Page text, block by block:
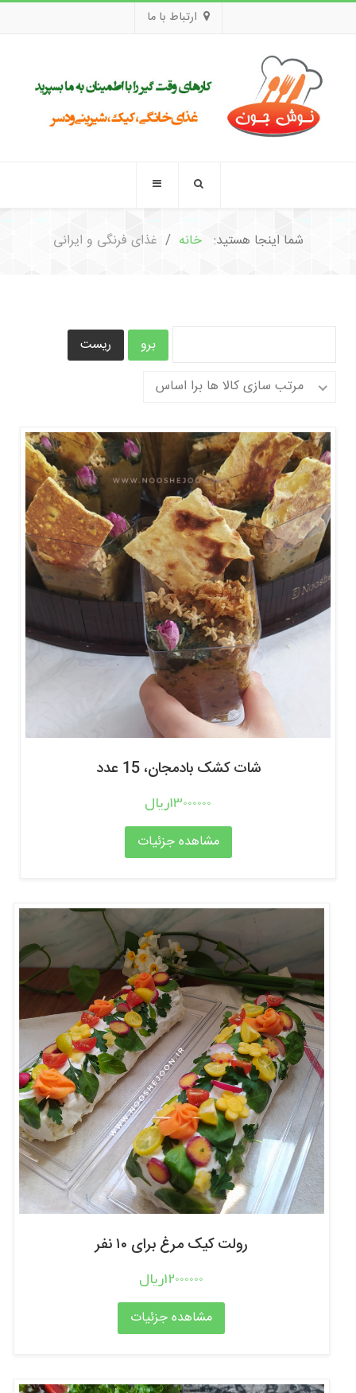
ارتباط با ما
شما اینجا هستید: خانه غذای فرنگی و ایرانی
مرتب سازی کالا ها برا اساس
شات کشک بادمجان، 15 عدد
13000000ریال
مشاهده جزئیات
رولت کیک مرغ برای ۱۰ نفر
12000000ریال
مشاهده جزئیات